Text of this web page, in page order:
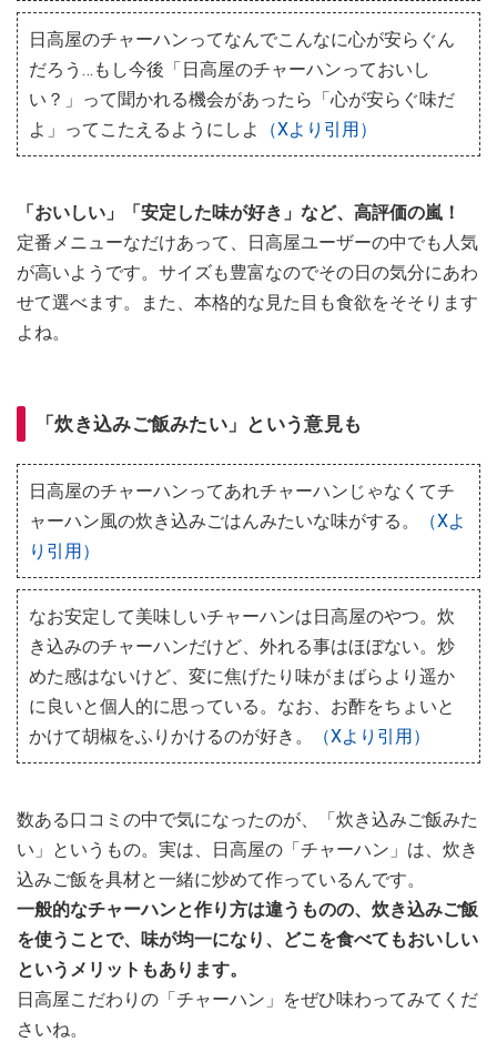
日高屋のチャーハンってなんでこんなに心が安らぐん
だろう…もし今後「日高屋のチャーハンっておいし
い？」って聞かれる機会があったら「心が安らぐ味だ
よ」ってこたえるようにしよ
（Xより引用）
「おいしい」「安定した味が好き」など、高評価の嵐！
定番メニューなだけあって、日高屋ユーザーの中でも人気
が高いようです。サイズも豊富なのでその日の気分にあわ
せて選べます。また、本格的な見た目も食欲をそそります
よね。
「炊き込みご飯みたい」という意見も
日高屋のチャーハンってあれチャーハンじゃなくてチ
ャーハン風の炊き込みごはんみたいな味がする。
（Xよ
り引用）
なお安定して美味しいチャーハンは日高屋のやつ。炊
き込みのチャーハンだけど、外れる事はほぼない。炒
めた感はないけど、変に焦げたり味がまばらより遥か
に良いと個人的に思っている。なお、お酢をちょいと
かけて胡椒をふりかけるのが好き。
（Xより引用）
数ある口コミの中で気になったのが、「炊き込みご飯みた
い」というもの。実は、日高屋の「チャーハン」は、炊き
込みご飯を具材と一緒に炒めて作っているんです。
一般的なチャーハンと作り方は違うものの、炊き込みご飯
を使うことで、味が均一になり、どこを食べてもおいしい
というメリットもあります。
日高屋こだわりの「チャーハン」をぜひ味わってみてくだ
さいね。